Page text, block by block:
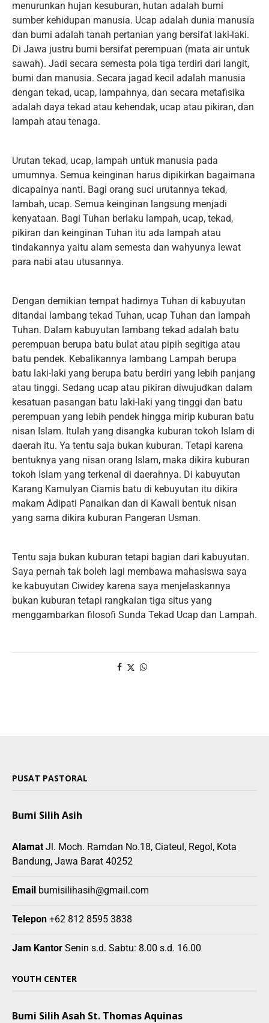
menurunkan hujan kesuburan, hutan adalah bumi
sumber kehidupan manusia. Ucap adalah dunia manusia
dan bumi adalah tanah pertanian yang bersifat laki-laki.
Di Jawa justru bumi bersifat perempuan (mata air untuk
sawah). Jadi secara semesta pola tiga terdiri dari langit,
bumi dan manusia. Secara jagad kecil adalah manusia
dengan tekad, ucap, lampahnya, dan secara metafisika
adalah daya tekad atau kehendak, ucap atau pikiran, dan
lampah atau tenaga.
Urutan tekad, ucap, lampah untuk manusia pada
umumnya. Semua keinginan harus dipikirkan bagaimana
dicapainya nanti. Bagi orang suci urutannya tekad,
lambah, ucap. Semua keinginan langsung menjadi
kenyataan. Bagi Tuhan berlaku lampah, ucap, tekad,
pikiran dan keinginan Tuhan itu ada lampah atau
tindakannya yaitu alam semesta dan wahyunya lewat
para nabi atau utusannya.
Dengan demikian tempat hadirnya Tuhan di kabuyutan
ditandai lambang tekad Tuhan, ucap Tuhan dan lampah
Tuhan. Dalam kabuyutan lambang tekad adalah batu
perempuan berupa batu bulat atau pipih segitiga atau
batu pendek. Kebalikannya lambang Lampah berupa
batu laki-laki yang berupa batu berdiri yang lebih panjang
atau tinggi. Sedang ucap atau pikiran diwujudkan dalam
kesatuan pasangan batu laki-laki yang tinggi dan batu
perempuan yang lebih pendek hingga mirip kuburan batu
nisan Islam. Itulah yang disangka kuburan tokoh Islam di
daerah itu. Ya tentu saja bukan kuburan. Tetapi karena
bentuknya yang nisan orang Islam, maka dikira kuburan
tokoh Islam yang terkenal di daerahnya. Di kabuyutan
Karang Kamulyan Ciamis batu di kebuyutan itu dikira
makam Adipati Panaikan dan di Kawali bentuk nisan
yang sama dikira kuburan Pangeran Usman.
Tentu saja bukan kuburan tetapi bagian dari kabuyutan.
Saya pernah tak boleh lagi membawa mahasiswa saya
ke kabuyutan Ciwidey karena saya menjelaskannya
bukan kuburan tetapi rangkaian tiga situs yang
menggambarkan filosofi Sunda Tekad Ucap dan Lampah.
PUSAT PASTORAL
Bumi Silih Asih
Alamat Jl. Moch. Ramdan No.18, Ciateul, Regol, Kota
Bandung, Jawa Barat 40252
Email bumisilihasih@gmail.com
Telepon +62 812 8595 3838
Jam Kantor Senin s.d. Sabtu: 8.00 s.d. 16.00
YOUTH CENTER
Bumi Silih Asah St. Thomas Aquinas